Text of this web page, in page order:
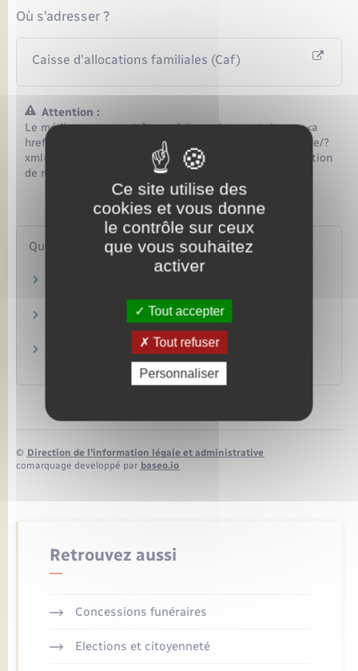
Où s’adresser ?
Caisse d'allocations familiales (Caf)
Attention :
Le médiateur ne peut être saisi que dans certains cas<a
href="https://www.menesqueville.fr/documents-didentite/?
xml=F20849"> (exemple : vous n'avez pas perçu l'allocation
de rentrée scolaire).
Questions ? Réponses !
versées à tort ?
À partir de combien d'enfants a-t-on droit aux
prestations familiales ?
Qui perçoit les allocations familiales pour un
enfant en garde alternée ?
© Direction de l’information légale et administrative
comarquage developpé par baseo.io
Retrouvez aussi
Concessions funéraires
Elections et citoyenneté
Ce site utilise des
cookies et vous donne
le contrôle sur ceux
que vous souhaitez
activer
Tout accepter
Tout refuser
Personnaliser